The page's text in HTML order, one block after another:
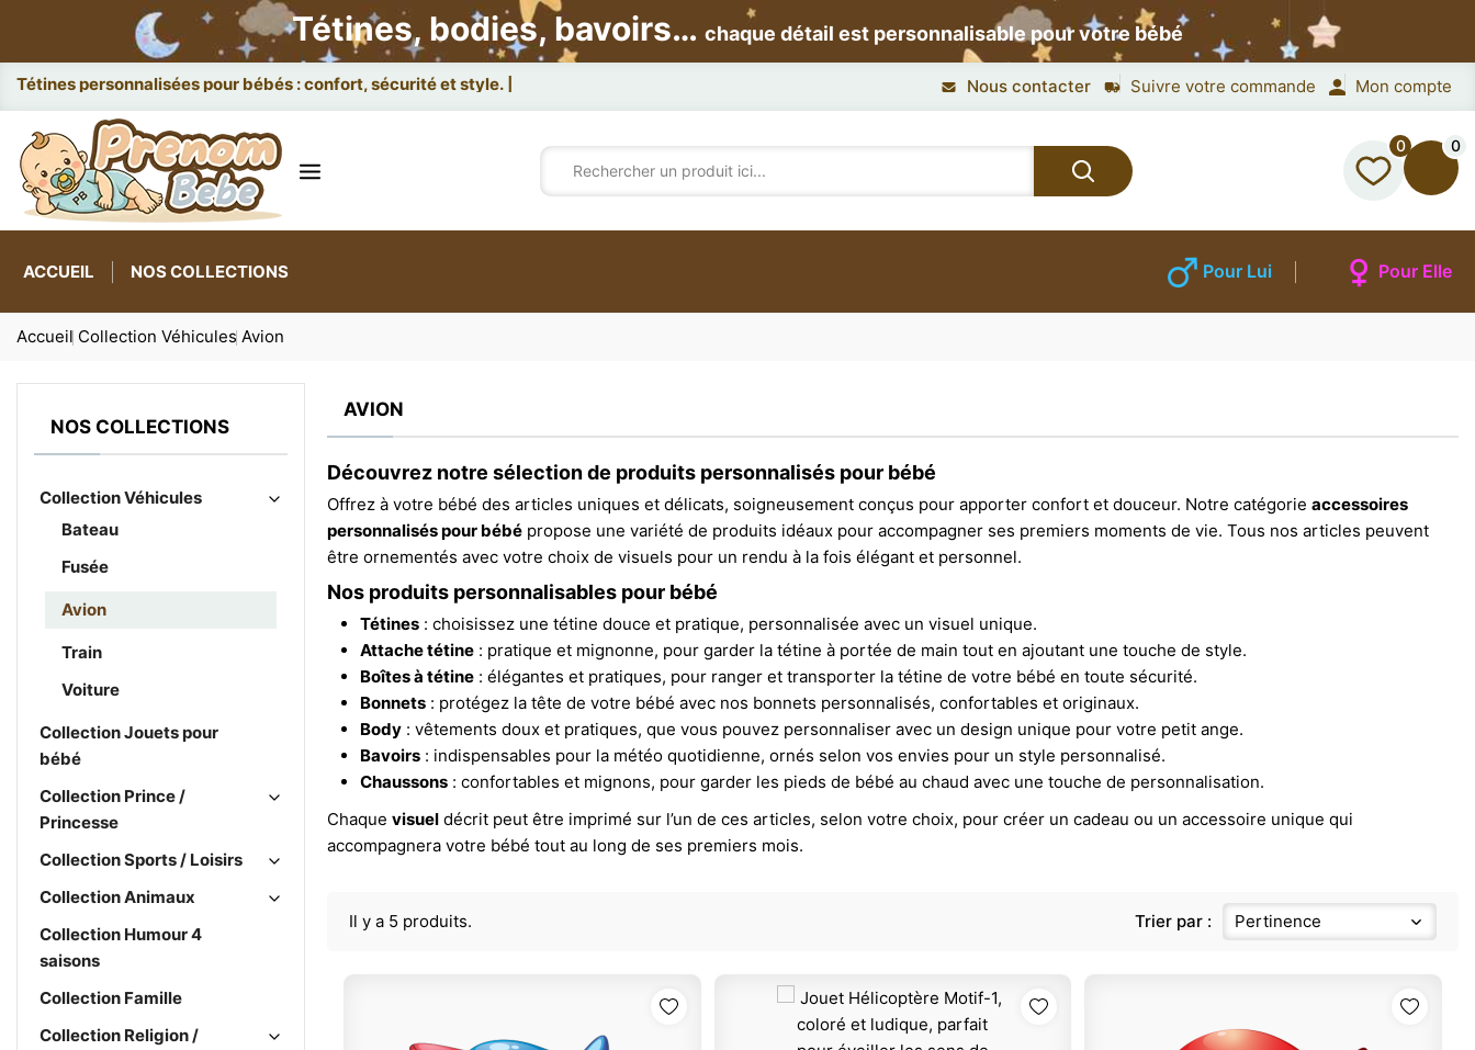
Tétines, bodies, bavoirs… chaque détail est personnalisable pour votre bébé
Tétines personnalisées pour bébés : confort, sécurité et style. Nous contacter Suivre votre commande Mon compte
0 0
ACCUEIL NOS COLLECTIONS Pour Lui Pour Elle
Accueil Collection Véhicules Avion
NOS COLLECTIONS
Collection Véhicules
Bateau
Fusée
Avion
Train
Voiture
Collection Jouets pour
bébé
Collection Prince /
Princesse
Collection Sports / Loisirs
Collection Animaux
Collection Humour 4
saisons
Collection Famille
Collection Religion /
AVION
Découvrez notre sélection de produits personnalisés pour bébé
Offrez à votre bébé des articles uniques et délicats, soigneusement conçus pour apporter confort et douceur. Notre catégorie accessoires
personnalisés pour bébépropose une variété de produits idéaux pour accompagner ses premiers moments de vie. Tous nos articles peuvent
être ornementés avec votre choix de visuels pour un rendu à la fois élégant et personnel.
Nos produits personnalisables pour bébé
Tétines: choisissez une tétine douce et pratique, personnalisée avec un visuel unique.
Attache tétine: pratique et mignonne, pour garder la tétine à portée de main tout en ajoutant une touche de style.
Boîtes à tétine: élégantes et pratiques, pour ranger et transporter la tétine de votre bébé en toute sécurité.
Bonnets: protégez la tête de votre bébé avec nos bonnets personnalisés, confortables et originaux.
Body: vêtements doux et pratiques, que vous pouvez personnaliser avec un design unique pour votre petit ange.
Bavoirs: indispensables pour la météo quotidienne, ornés selon vos envies pour un style personnalisé.
Chaussons: confortables et mignons, pour garder les pieds de bébé au chaud avec une touche de personnalisation.
Chaque visueldécrit peut être imprimé sur l’un de ces articles, selon votre choix, pour créer un cadeau ou un accessoire unique qui
accompagnera votre bébé tout au long de ses premiers mois.
Il y a 5 produits. Trier par : Pertinence